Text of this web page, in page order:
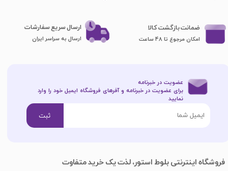
فروشگاه اینترنتی بلوط استور، لذت یک خرید متفاوت
ضمانت بازگشت کالا
امکان مرجوع تا 48 ساعت
ارسال سریع سفارشات
ارسال به سراسر ایران
عضویت در خبرنامه
برای عضویت در خبرنامه و آفرهای فروشگاه ایمیل خود را وارد
نمایید​​​​​​​
ثبت